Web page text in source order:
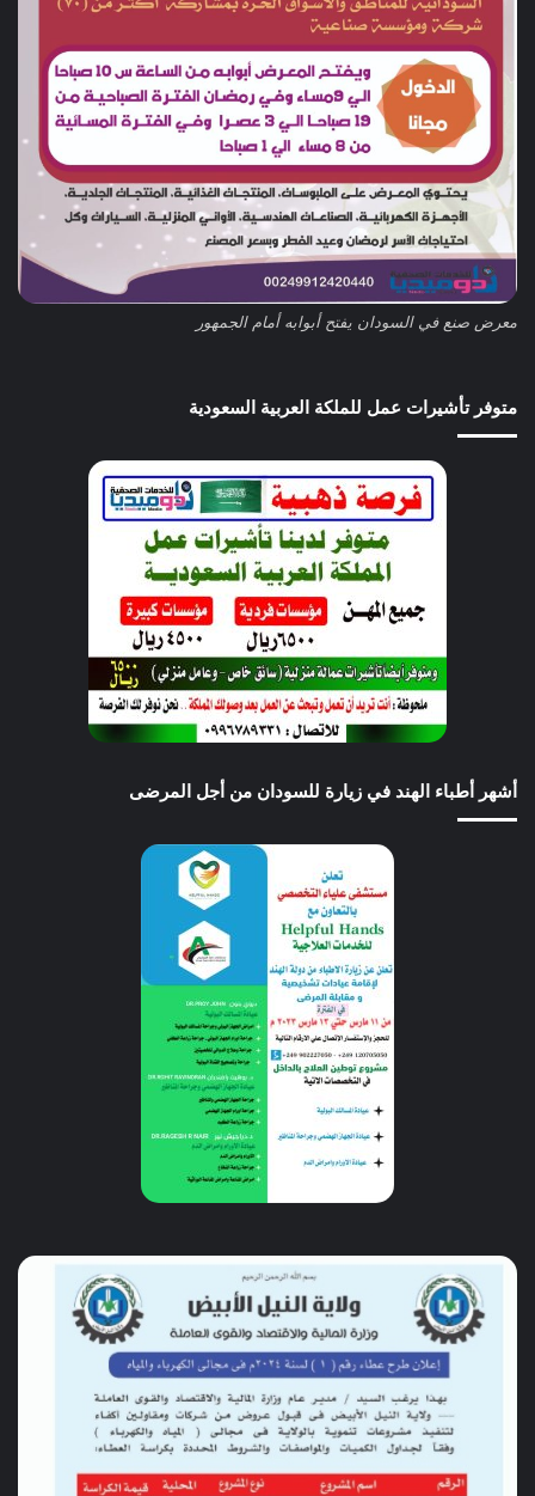
معرض صنع في السودان يفتح أبوابه أمام الجمهور
متوفر تأشيرات عمل للملكة العربية السعودية
أشهر أطباء الهند في زيارة للسودان من أجل المرضى